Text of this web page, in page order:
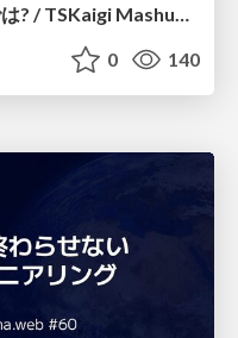
これって Effect でできたのでは? / TSKaigi Mashup Kansai #2
0 140